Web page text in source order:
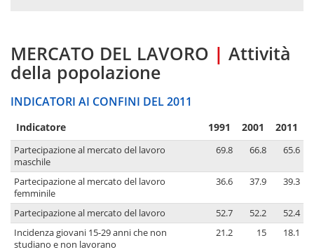
MERCATO DEL LAVORO | Attività
della popolazione
INDICATORI AI CONFINI DEL 2011
Indicatore 1991 2001 2011
Partecipazione al mercato del lavoro
maschile
69.8 66.8 65.6
Partecipazione al mercato del lavoro
femminile
36.6 37.9 39.3
Partecipazione al mercato del lavoro 52.7 52.2
52.4
Incidenza giovani 15-29 anni che non
studiano e non lavorano
21.2 15 18.1